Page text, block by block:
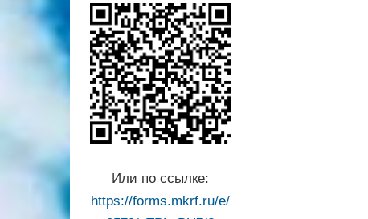
Или по ссылке:
https://forms.mkrf.ru/e/